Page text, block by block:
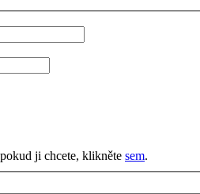
ji chcete, klikněte sem.